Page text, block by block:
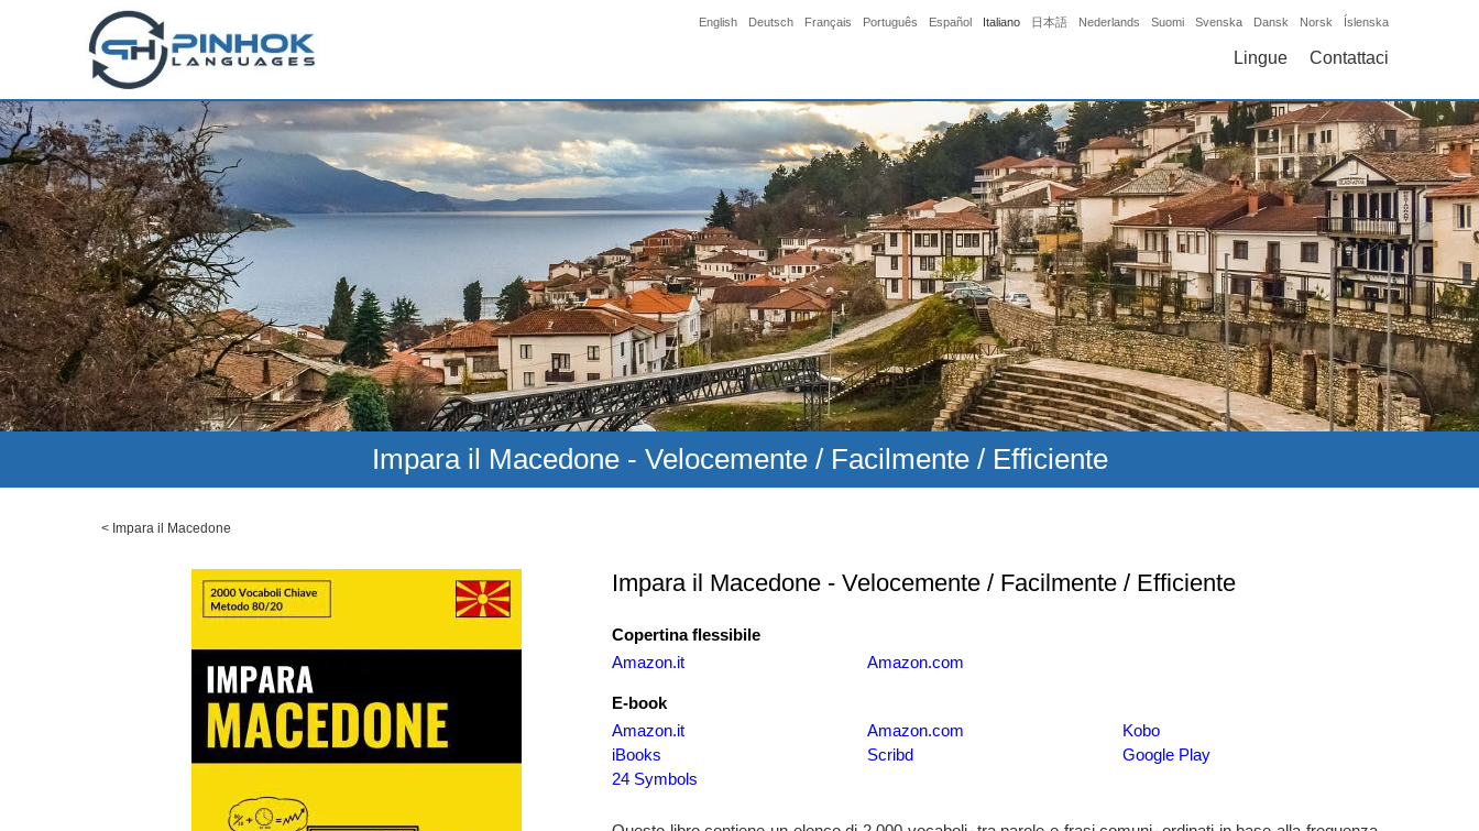
English Deutsch Français Português Español Italiano 日本語 Nederlands Suomi Svenska Dansk Norsk Íslenska
Lingue Contattaci
Impara il Macedone - Velocemente / Facilmente / Efficiente
< Impara il Macedone
Impara il Macedone - Velocemente / Facilmente / Efficiente
Copertina flessibile
Amazon.it
Amazon.com
E-book
Amazon.it
Amazon.com
Kobo
iBooks
Scribd
Google Play
24 Symbols